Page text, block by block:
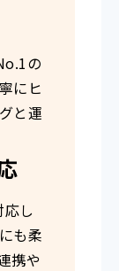
の
にヒ
と運
し
も柔
携や